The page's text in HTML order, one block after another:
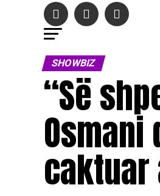
SHOWBIZ
“Së
caktuar